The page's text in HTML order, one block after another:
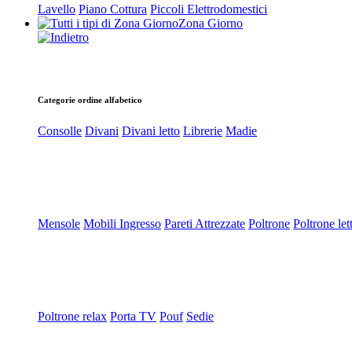
Lavello Piano Cottura Piccoli Elettrodomestici
Zona Giorno
Categorie ordine alfabetico
Consolle Divani Divani letto Librerie Madie
Mensole Mobili Ingresso Pareti Attrezzate Poltrone Poltrone
Poltrone relax Porta TV Pouf Sedie